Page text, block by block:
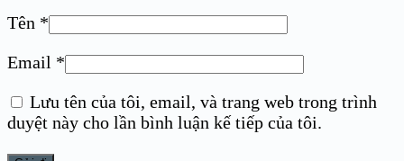
Tên *
Email *
Lưu tên của tôi, email, và trang web trong trình
duyệt này cho lần bình luận kế tiếp của tôi.